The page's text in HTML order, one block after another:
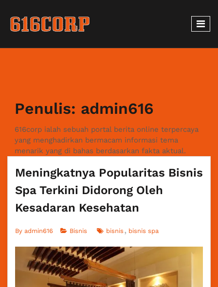
Penulis: admin616
616corp ialah sebuah portal berita online terpercaya
yang menghadirkan bermacam informasi tema
menarik yang di bahas berdasarkan fakta aktual.
Meningkatnya Popularitas Bisnis
Spa Terkini Didorong Oleh
Kesadaran Kesehatan
By admin616 Bisnis bisnis bisnis spa